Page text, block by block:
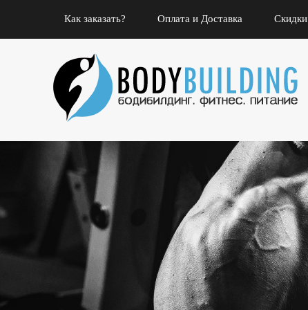
Как заказать? Оплата и Доставка Скидки